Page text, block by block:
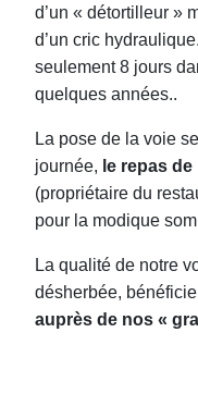
d’un « détortilleur »
d’un cric
seulement 8 jours
quelques années..
La pose de la voie
journée, le repas
(propriétaire du
pour la modique
La qualité de notre
désherbée, bénéficie
auprès de nos «